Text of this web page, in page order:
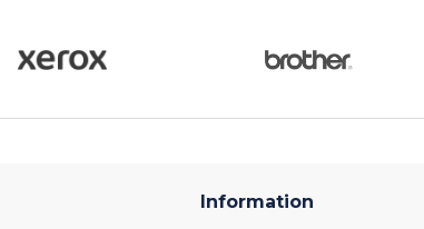
Information